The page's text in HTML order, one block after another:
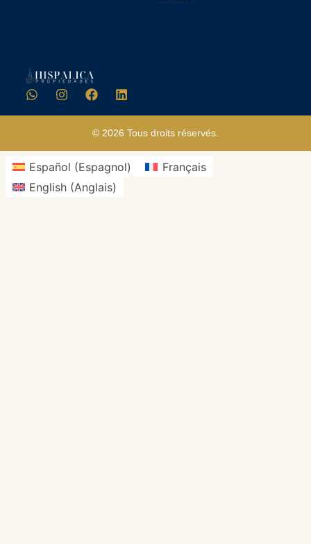
© 2026 Tous droits réservés.
Español (Espagnol)
Français
English (Anglais)